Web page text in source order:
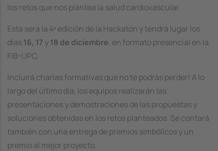
los retos que nos plantea la salud cardiovascular.
Esta será la 4ª edición de la Hackatón y tendrá lugar los
días16, 17 y18 de diciembre, en formato presencial en la
FIB-UPC.
Incluirá charlas formativas que no te podràs perder! A lo
largo del último día, los equipos realizarán las
presentaciones y demostraciones de las propuestas y
soluciones obtenidas en los retos planteados. Se contará
también con una entrega de premios simbólicos y un
premio al mejor proyecto.